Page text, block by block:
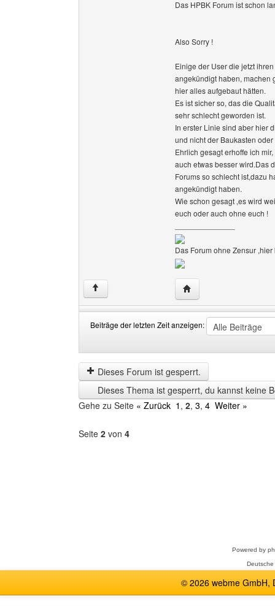
Das HPBK Forum ist schon
Also Sorry !
Einige der User die jetzt
angekündigt haben, machen
hier alles aufgebaut hätten.
Es ist sicher so, das die
sehr schlecht geworden ist.
In erster Linie sind aber hier
und nicht der Baukasten
Ehrlich gesagt erhoffe ich
auch etwas besser wird.Das
Forums so schlecht ist,dazu
angekündigt haben.
Wie schon gesagt ,es wird
euch oder auch ohne euch !
Das Forum ohne Zensur
↑ Website dieses
Beiträge der letzten Zeit anzeigen:
der
letzten
Zeit
anzeigen
by
Dieses Forum ist gesperrt.
Dieses Thema ist gesperrt, du kannst keine
Gehe zu Seite « Zurück 1 , 2, 3, 4 Weiter »
Seite 2 von 4
Powered by
© 2026 webme GmbH,